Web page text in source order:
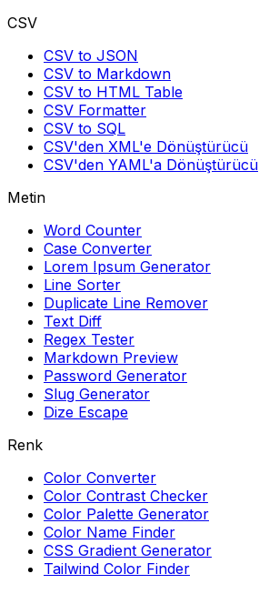
CSV
CSV to JSON
CSV to Markdown
CSV to HTML Table
CSV Formatter
CSV to SQL
CSV'den XML'e Dönüştürücü
CSV'den YAML'a Dönüştürücü
Metin
Word Counter
Case Converter
Lorem Ipsum Generator
Line Sorter
Duplicate Line Remover
Text Diff
Regex Tester
Markdown Preview
Password Generator
Slug Generator
Dize Escape
Renk
Color Converter
Color Contrast Checker
Color Palette Generator
Color Name Finder
CSS Gradient Generator
Tailwind Color Finder